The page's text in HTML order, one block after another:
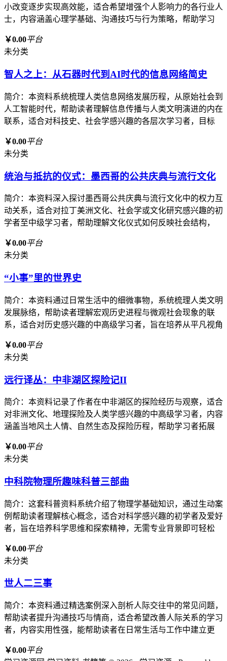
小改变逐步实现高效能，适合希望增强个人影响力的各行业人
士，内容涵盖心理学基础、沟通技巧与行为策略，帮助学习
￥0.00平台
未分类
智人之上：从石器时代到AI时代的信息网络简史
简介：本资料系统梳理人类信息网络发展历程，从原始社会到
人工智能时代，帮助读者理解信息传播与人类文明演进的内在
联系，适合对科技史、社会学感兴趣的各层次学习者，目标
￥0.00平台
未分类
统治与抵抗的仪式：墨西哥的公共庆典与流行文化
简介：本资料深入探讨墨西哥公共庆典与流行文化中的权力互
动关系，适合对拉丁美洲文化、社会学或文化研究感兴趣的初
学者至中级学习者，帮助理解文化仪式如何反映社会结构，
￥0.00平台
未分类
“小事”里的世界史
简介：本资料通过日常生活中的细微事物，系统梳理人类文明
发展脉络，帮助读者理解宏观历史进程与微观社会现象的联
系，适合对历史感兴趣的中高级学习者，旨在培养从平凡视角
￥0.00平台
未分类
远行译丛：中非湖区探险记II
简介：本资料记录了作者在中非湖区的探险经历与观察，适合
对非洲文化、地理探险及人类学感兴趣的中高级学习者，内容
涵盖当地风土人情、自然生态及探险历程，帮助学习者拓展
￥0.00平台
未分类
中科院物理所趣味科普三部曲
简介：这套科普资料系统介绍了物理学基础知识，通过生动案
例帮助读者理解核心概念，适合对科学感兴趣的初学者及爱好
者，旨在培养科学思维和探索精神，无需专业背景即可轻松
￥0.00平台
未分类
世人二三事
简介：本资料通过精选案例深入剖析人际交往中的常见问题，
帮助读者提升沟通技巧与情商，适合希望改善人际关系的学习
者，内容实用性强，能帮助读者在日常生活与工作中建立更
￥0.00平台